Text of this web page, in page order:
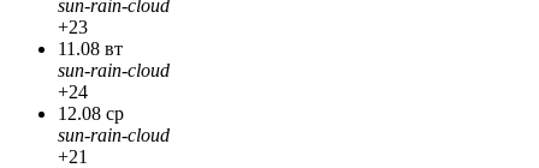
sun-rain-cloud
+23
11.08 вт
sun-rain-cloud
+24
12.08 ср
sun-rain-cloud
+21